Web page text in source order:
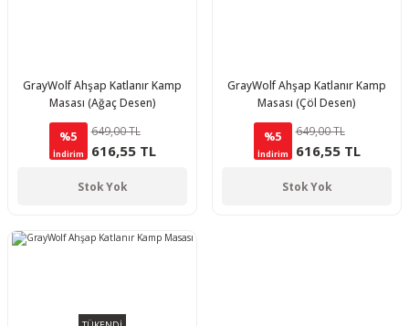
GrayWolf Ahşap Katlanır Kamp
Masası (Ağaç Desen)
%5
İndirim
649,00 TL
616,55 TL
Stok Yok
GrayWolf Ahşap Katlanır Kamp
Masası (Çöl Desen)
%5
İndirim
649,00 TL
616,55 TL
Stok Yok